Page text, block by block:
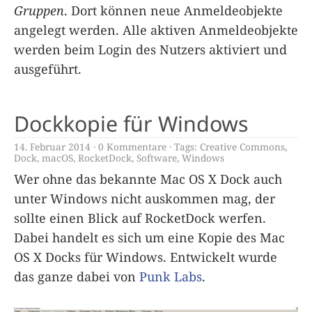
Gruppen. Dort können neue Anmeldeobjekte
angelegt werden. Alle aktiven Anmeldeobjekte
werden beim Login des Nutzers aktiviert und
ausgeführt.
Dockkopie für Windows
14. Februar 2014 0 Kommentare Tags: Creative Commons,
Dock, macOS, RocketDock, Software, Windows
Wer ohne das bekannte Mac OS X Dock auch
unter Windows nicht auskommen mag, der
sollte einen Blick auf RocketDock werfen.
Dabei handelt es sich um eine Kopie des Mac
OS X Docks für Windows. Entwickelt wurde
das ganze dabei von Punk Labs.